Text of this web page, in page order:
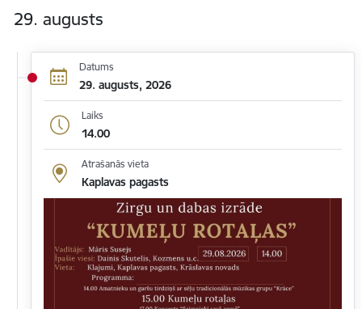
29. augusts
Datums
29. augusts, 2026
Laiks
14.00
Atrašanās vieta
Kaplavas pagasts